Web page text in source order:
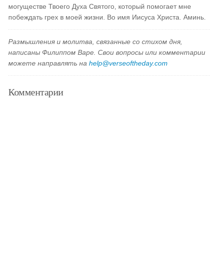
могуществе Твоего Духа Святого, который помогает мне
побеждать грех в моей жизни. Во имя Иисуса Христа. Аминь.
Размышления и молитва, связанные со стихом дня,
написаны Филиппом Варе. Свои вопросы или комментарии
можете направлять наhelp@verseoftheday.com
Комментарии